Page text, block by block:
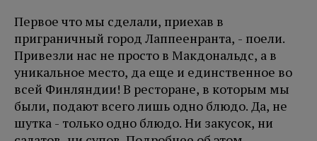
Первое что мы сделали, приехав в
приграничный город Лаппеенранта, - поели.
Привезли нас не просто в Макдональдс, а в
уникальное место, да еще и единственное во
всей Финляндии! В ресторане, в которым мы
были, подают всего лишь одно блюдо. Да, не
шутка - только одно блюдо. Ни закусок, ни